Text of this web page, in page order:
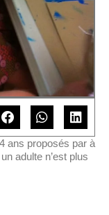
ans proposés par à
adulte n’est plus